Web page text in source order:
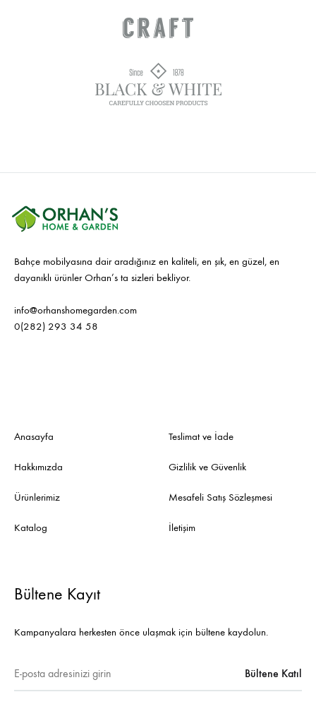
Bahçe mobilyasına dair aradığınız en kaliteli, en şık, en güzel, en
dayanıklı ürünler Orhan’s ta sizleri bekliyor.
info@orhanshomegarden.com
0(282) 293 34 58
Anasayfa
Hakkımızda
Ürünlerimiz
Katalog
Teslimat ve İade
Gizlilik ve Güvenlik
Mesafeli Satış Sözleşmesi
İletişim
Bültene Kayıt
Kampanyalara herkesten önce ulaşmak için bültene kaydolun.